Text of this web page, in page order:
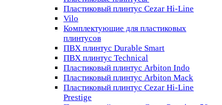
Пластиковый плинтус Cezar Hi-Line
Vilo
Комплектующие для пластиковых
плинтусов
ПВХ плинтус Durable Smart
ПВХ плинтус Technical
Пластиковый плинтус Arbiton Indo
Пластиковый плинтус Arbiton Mack
Пластиковый плинтус Cezar Hi-Line
Prestige